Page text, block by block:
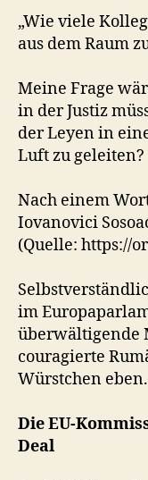
„Wie viele
aus dem Raum
Meine Frage
in der Justiz
der Leyen in
Luft zu geleiten?
Nach einem
Iovanovici
(Quelle: https://
im
überwältigende
couragierte
Würstchen eben.
Die EU-
Deal